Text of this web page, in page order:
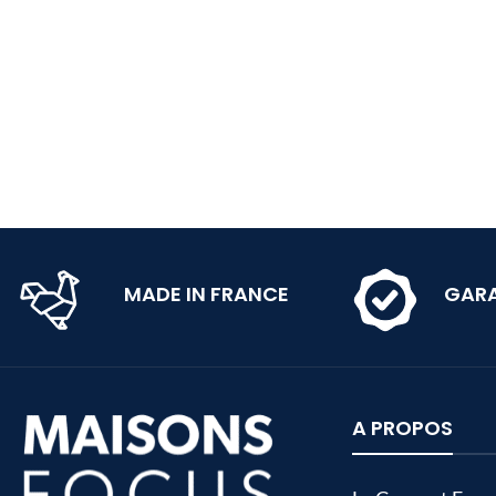
MADE IN FRANCE
A PROPOS